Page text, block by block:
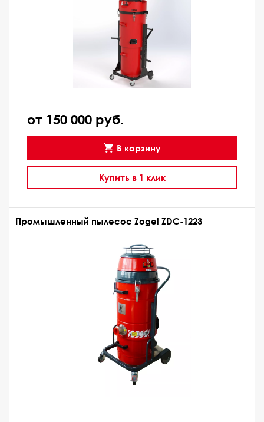
от 150 000 руб.
В корзину
Купить в 1 клик
Промышленный пылесос Zogel ZDC-1223